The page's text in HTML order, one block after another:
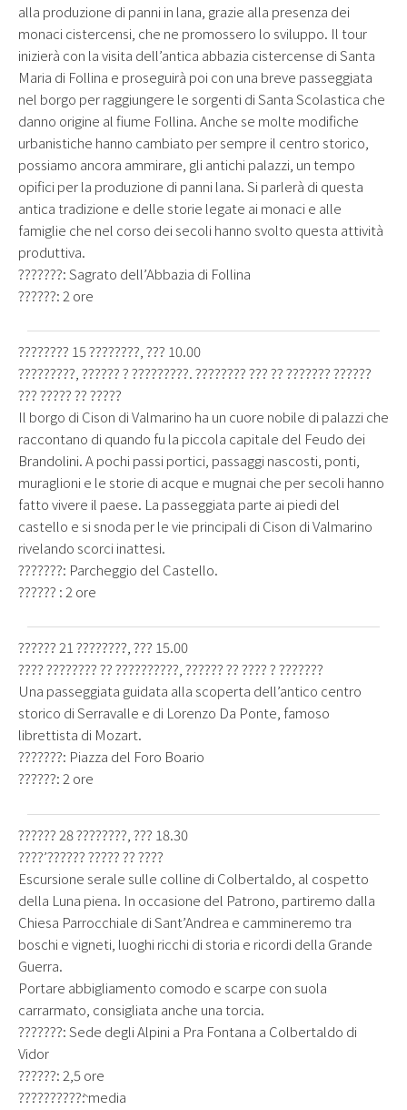
alla produzione di panni in lana, grazie alla presenza dei
monaci cistercensi, che ne promossero lo sviluppo. Il tour
inizierà con la visita dell’antica abbazia cistercense di Santa
Maria di Follina e proseguirà poi con una breve passeggiata
nel borgo per raggiungere le sorgenti di Santa Scolastica che
danno origine al fiume Follina. Anche se molte modifiche
urbanistiche hanno cambiato per sempre il centro storico,
possiamo ancora ammirare, gli antichi palazzi, un tempo
opifici per la produzione di panni lana. Si parlerà di questa
antica tradizione e delle storie legate ai monaci e alle
famiglie che nel corso dei secoli hanno svolto questa attività
produttiva.
???????: Sagrato dell’Abbazia di Follina
??????: 2 ore
???????? 15 ????????, ??? 10.00
?????????, ?????? ? ?????????. ???????? ??? ?? ??????? ??????
??? ????? ?? ?????
Il borgo di Cison di Valmarino ha un cuore nobile di palazzi che
raccontano di quando fu la piccola capitale del Feudo dei
Brandolini. A pochi passi portici, passaggi nascosti, ponti,
muraglioni e le storie di acque e mugnai che per secoli hanno
fatto vivere il paese. La passeggiata parte ai piedi del
castello e si snoda per le vie principali di Cison di Valmarino
rivelando scorci inattesi.
???????: Parcheggio del Castello.
?????? : 2 ore
?????? 21 ????????, ??? 15.00
???? ???????? ?? ??????????, ?????? ?? ???? ? ???????
Una passeggiata guidata alla scoperta dell’antico centro
storico di Serravalle e di Lorenzo Da Ponte, famoso
librettista di Mozart.
???????: Piazza del Foro Boario
??????: 2 ore
?????? 28 ????????, ??? 18.30
????’?????? ????? ?? ????
Escursione serale sulle colline di Colbertaldo, al cospetto
della Luna piena. In occasione del Patrono, partiremo dalla
Chiesa Parrocchiale di Sant’Andrea e cammineremo tra
boschi e vigneti, luoghi ricchi di storia e ricordi della Grande
Guerra.
Portare abbigliamento comodo e scarpe con suola
carrarmato, consigliata anche una torcia.
???????: Sede degli Alpini a Pra Fontana a Colbertaldo di
Vidor
??????: 2,5 ore
??????????̀: media